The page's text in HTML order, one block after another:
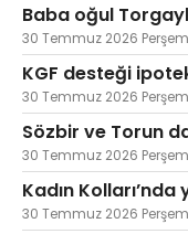
Baba oğul
30 Temmuz 2026
KGF desteği
30 Temmuz 2026
Sözbir ve Torun
30 Temmuz 2026
Kadın
30 Temmuz 2026